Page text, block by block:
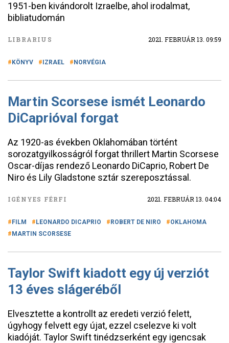
1951-ben kivándorolt Izraelbe, ahol irodalmat,
bibliatudomán
LIBRARIUS 2021. FEBRUÁR 13. 09:59
KÖNYV IZRAEL NORVÉGIA
Martin Scorsese ismét Leonardo
DiCaprióval forgat
Az 1920-as években Oklahomában történt
sorozatgyilkosságról forgat thrillert Martin Scorsese
Oscar-díjas rendező Leonardo DiCaprio, Robert De
Niro és Lily Gladstone sztár szereposztással.
IGÉNYES FÉRFI 2021. FEBRUÁR 13. 04:04
FILM LEONARDO DICAPRIO ROBERT DE NIRO
OKLAHOMA
MARTIN SCORSESE
Taylor Swift kiadott egy új verziót
13 éves slágeréből
Elvesztette a kontrollt az eredeti verzió felett,
úgyhogy felvett egy újat, ezzel cselezve ki volt
kiadóját. Taylor Swift tinédzserként egy igencsak